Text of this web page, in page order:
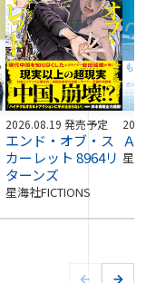
2026.08.19 発売予定
エンド・オブ・ス
カーレット 8964リ
ターンズ
星海社FICTIONS
ＡＩ
星海